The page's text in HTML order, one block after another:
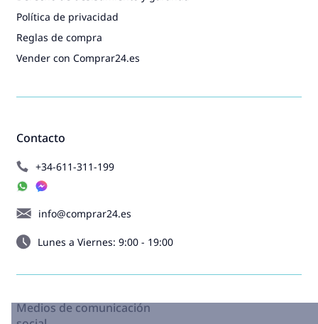
Contacto
+34-611-311-199
info@comprar24.es
Lunes a Viernes: 9:00 - 19:00
Política de privacidad
Reglas de compra
Vender con Comprar24.es
Medios de comunicación